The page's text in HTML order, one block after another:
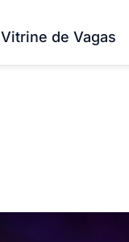
Vitrine de Vagas